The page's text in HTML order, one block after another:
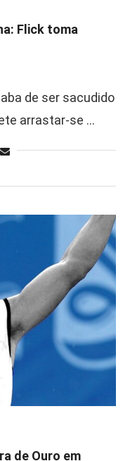
Flick toma
de ser sacudido
arrastar-se …
de Ouro em